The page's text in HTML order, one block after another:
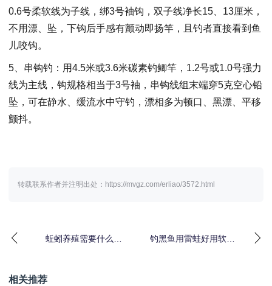
0.6号柔软线为子线，绑3号袖钩，双子线净长15、13厘米，
不用漂、坠，下钩后手感有颤动即扬竿，且钓者直接看到鱼
儿咬钩。
5、串钩钓：用4.5米或3.6米碳素钓鲫竿，1.2号或1.0号强力
线为主线，钩规格相当于3号袖，串钩线组末端穿5克空心铅
坠，可在静水、缓流水中守钓，漂相多为顿口、黑漂、平移
颤抖。
转载联系作者并注明出处：https://mvgz.com/erliao/3572.html
蚯蚓养殖需要什么条
钓黑鱼用雷蛙好用软虫
相关推荐